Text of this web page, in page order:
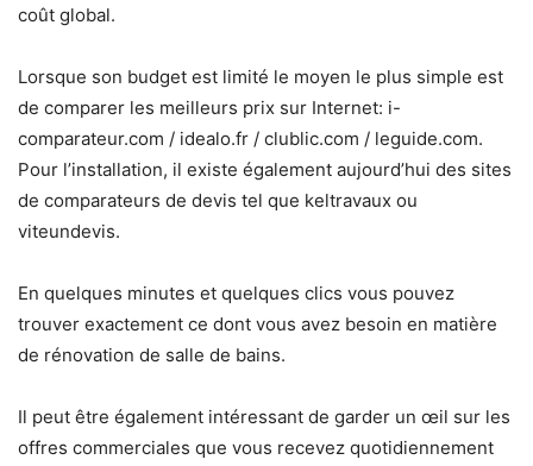
coût global.
Lorsque son budget est limité le moyen le plus simple est
de comparer les meilleurs prix sur Internet: i-
comparateur.com / idealo.fr / clublic.com / leguide.com.
Pour l’installation, il existe également aujourd’hui des sites
de comparateurs de devis tel que keltravaux ou
viteundevis.
En quelques minutes et quelques clics vous pouvez
trouver exactement ce dont vous avez besoin en matière
de rénovation de salle de bains.
Il peut être également intéressant de garder un œil sur les
offres commerciales que vous recevez quotidiennement